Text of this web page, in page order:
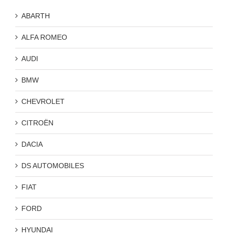
ABARTH
ALFA ROMEO
AUDI
BMW
CHEVROLET
CITROËN
DACIA
DS AUTOMOBILES
FIAT
FORD
HYUNDAI